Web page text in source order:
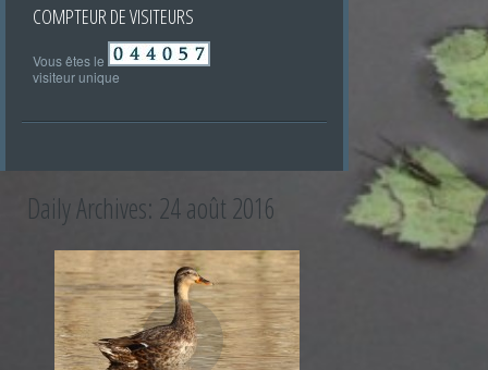
COMPTEUR DE VISITEURS
Vous êtes le
visiteur unique
Daily Archives: 24 août 2016
+